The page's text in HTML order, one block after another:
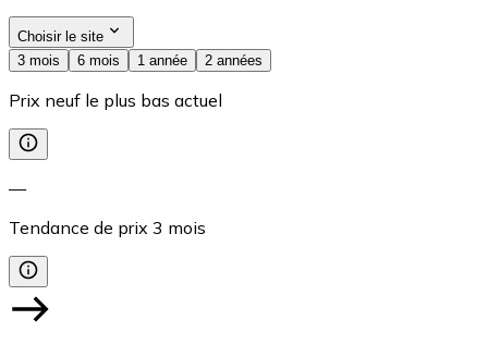
Choisir le site
3 mois
6 mois 1 année 2 années
Prix neuf le plus bas actuel
—
Tendance de prix 3 mois